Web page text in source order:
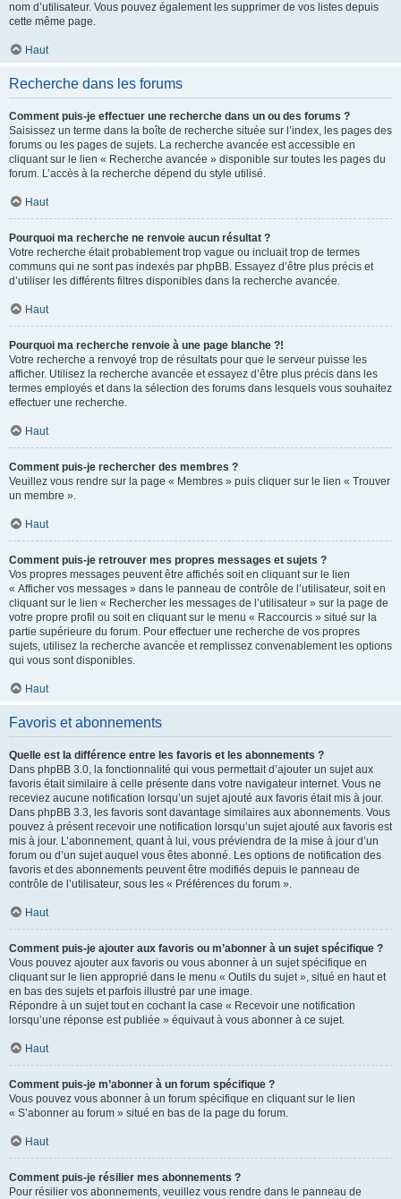
nom d’utilisateur. Vous pouvez également les supprimer de vos listes depuis
cette même page.
Haut
Recherche dans les forums
Comment puis-je effectuer une recherche dans un ou des forums ?
Saisissez un terme dans la boîte de recherche située sur l’index, les pages des
forums ou les pages de sujets. La recherche avancée est accessible en
cliquant sur le lien « Recherche avancée » disponible sur toutes les pages du
forum. L’accès à la recherche dépend du style utilisé.
Haut
Pourquoi ma recherche ne renvoie aucun résultat ?
Votre recherche était probablement trop vague ou incluait trop de termes
communs qui ne sont pas indexés par phpBB. Essayez d’être plus précis et
d’utiliser les différents filtres disponibles dans la recherche avancée.
Haut
Pourquoi ma recherche renvoie à une page blanche ?!
Votre recherche a renvoyé trop de résultats pour que le serveur puisse les
afficher. Utilisez la recherche avancée et essayez d’être plus précis dans les
termes employés et dans la sélection des forums dans lesquels vous souhaitez
effectuer une recherche.
Haut
Comment puis-je rechercher des membres ?
Veuillez vous rendre sur la page « Membres » puis cliquer sur le lien « Trouver
un membre ».
Haut
Comment puis-je retrouver mes propres messages et sujets ?
Vos propres messages peuvent être affichés soit en cliquant sur le lien
« Afficher vos messages » dans le panneau de contrôle de l’utilisateur, soit en
cliquant sur le lien « Rechercher les messages de l’utilisateur » sur la page de
votre propre profil ou soit en cliquant sur le menu « Raccourcis » situé sur la
partie supérieure du forum. Pour effectuer une recherche de vos propres
sujets, utilisez la recherche avancée et remplissez convenablement les options
qui vous sont disponibles.
Haut
Favoris et abonnements
Quelle est la différence entre les favoris et les abonnements ?
Dans phpBB 3.0, la fonctionnalité qui vous permettait d’ajouter un sujet aux
favoris était similaire à celle présente dans votre navigateur internet. Vous ne
receviez aucune notification lorsqu’un sujet ajouté aux favoris était mis à jour.
Dans phpBB 3.3, les favoris sont davantage similaires aux abonnements. Vous
pouvez à présent recevoir une notification lorsqu’un sujet ajouté aux favoris est
mis à jour. L’abonnement, quant à lui, vous préviendra de la mise à jour d’un
forum ou d’un sujet auquel vous êtes abonné. Les options de notification des
favoris et des abonnements peuvent être modifiés depuis le panneau de
contrôle de l’utilisateur, sous les « Préférences du forum ».
Haut
Comment puis-je ajouter aux favoris ou m’abonner à un sujet spécifique ?
Vous pouvez ajouter aux favoris ou vous abonner à un sujet spécifique en
cliquant sur le lien approprié dans le menu « Outils du sujet », situé en haut et
en bas des sujets et parfois illustré par une image.
Répondre à un sujet tout en cochant la case « Recevoir une notification
lorsqu’une réponse est publiée » équivaut à vous abonner à ce sujet.
Haut
Comment puis-je m’abonner à un forum spécifique ?
Vous pouvez vous abonner à un forum spécifique en cliquant sur le lien
« S’abonner au forum » situé en bas de la page du forum.
Haut
Comment puis-je résilier mes abonnements ?
Pour résilier vos abonnements, veuillez vous rendre dans le panneau de